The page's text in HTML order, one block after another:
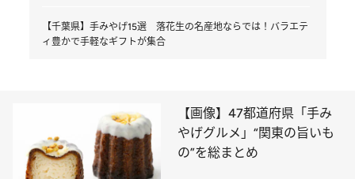
【千葉県】手みやげ15選 落花生の名産地ならでは！バラエテ
ィ豊かで手軽なギフトが集合
【画像】47都道府県「手み
やげグルメ」“関東の旨いも
の”を総まとめ